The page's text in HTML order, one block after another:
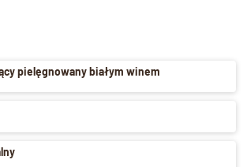
pielęgnowany białym winem